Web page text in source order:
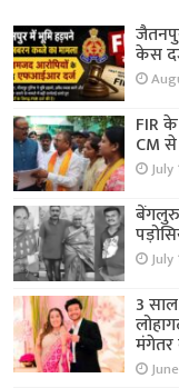
केस
FIR के
CM
July
बेंगलुरु
July
3